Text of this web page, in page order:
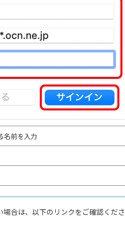
名前を入力
合は、以下のリンクをご確認くださ